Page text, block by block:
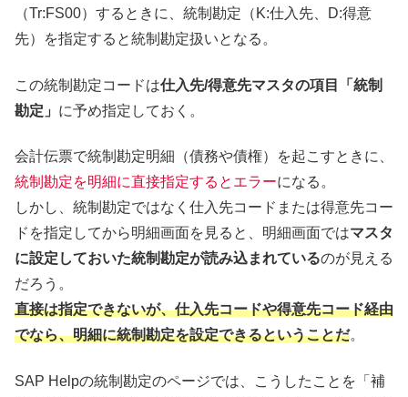
（Tr:FS00）するときに、統制勘定（K:仕入先、D:得意
先）を指定すると統制勘定扱いとなる。
この統制勘定コードは仕入先/得意先マスタの項目「統制
勘定」 に予め指定しておく。
会計伝票で統制勘定明細（債務や債権）を起こすときに、
統制勘定を明細に直接指定するとエラーになる。
しかし、統制勘定ではなく仕入先コードまたは得意先コー
ドを指定してから明細画面を見ると、明細画面ではマスタ
に設定しておいた統制勘定が読み込まれているのが見える
だろう。
直接は指定できないが、仕入先コードや得意先コード経由
でなら、明細に統制勘定を設定できるということだ。
SAP Helpの統制勘定のページでは、こうしたことを「補